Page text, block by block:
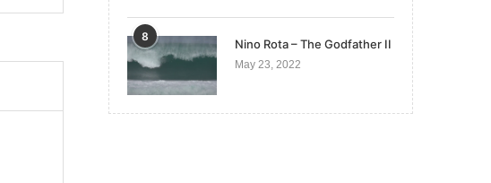
8
Nino Rota – The Godfather II
May 23, 2022